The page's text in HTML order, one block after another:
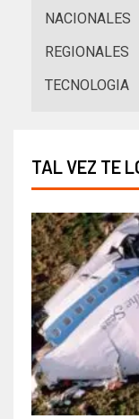
NACIONALES
REGIONALES
TECNOLOGIA
TAL VEZ TE